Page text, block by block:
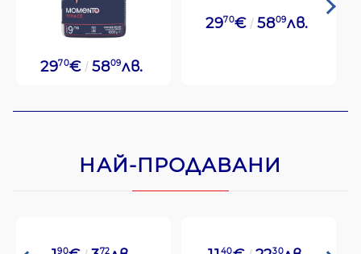
2970€ 5809лв.
2970€ 5809лв.
НАЙ-ПРОДАВАНИ
90 72 40 30